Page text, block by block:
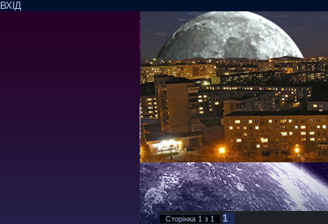
ВХІД
Сторінка 1 з 1
1